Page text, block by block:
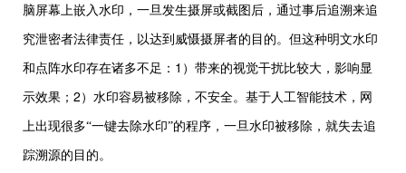
脑屏幕上嵌入水印，一旦发生摄屏或截图后，通过事后追溯来追
究泄密者法律责任，以达到威慑摄屏者的目的。但这种明文水印
和点阵水印存在诸多不足： 1 ）带来的视觉干扰比较大，影响显
示效果； 2 ）水印容易被移除，不安全。基于人工智能技术，网
上出现很多“一键去除水印”的程序，一旦水印被移除，就失去追
踪溯源的目的。